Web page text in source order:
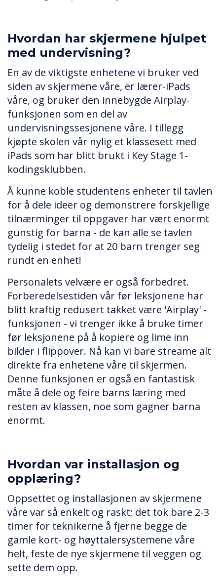
Hvordan har skjermene hjulpet
med undervisning?
En av de viktigste enhetene vi bruker ved
siden av skjermene våre, er lærer-iPads
våre, og bruker den innebygde Airplay-
funksjonen som en del av
undervisningssesjonene våre. I tillegg
kjøpte skolen vår nylig et klassesett med
iPads som har blitt brukt i Key Stage 1-
kodingsklubben.
Å kunne koble studentens enheter til tavlen
for å dele ideer og demonstrere forskjellige
tilnærminger til oppgaver har vært enormt
gunstig for barna - de kan alle se tavlen
tydelig i stedet for at 20 barn trenger seg
rundt en enhet!
Personalets velvære er også forbedret.
Forberedelsestiden vår før leksjonene har
blitt kraftig redusert takket være 'Airplay' -
funksjonen - vi trenger ikke å bruke timer
før leksjonene på å kopiere og lime inn
bilder i flippover. Nå kan vi bare streame alt
direkte fra enhetene våre til skjermen.
Denne funksjonen er også en fantastisk
måte å dele og feire barns læring med
resten av klassen, noe som gagner barna
enormt.
Hvordan var installasjon og
opplæring?
Oppsettet og installasjonen av skjermene
våre var så enkelt og raskt; det tok bare 2-3
timer for teknikerne å fjerne begge de
gamle kort- og høyttalersystemene våre
helt, feste de nye skjermene til veggen og
sette dem opp.